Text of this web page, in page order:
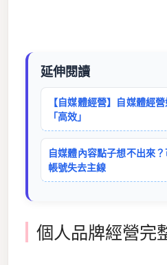
延伸閱讀
【自媒體經營】自媒體經
「高效」
自媒體內容點子想不出來
帳號失去主線
個人品牌經營完